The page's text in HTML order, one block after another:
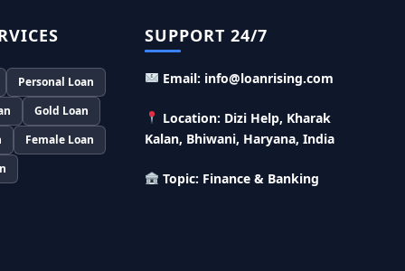
लिए ले सकते है पुरे 9 लाख तक का लोन, मिलती है तगड़ी
सब्सिडी
PM Dhan Dhanya Kirshi Loan Scheme: अब
किसान साथी PM धन धान्य कृषि लोन योजना से ले सकते है
Personal Loan
Gold Loan
Female Loan
SUPPORT 24/7
Email: info@loanrising.com
Location: Dizi Help, Kharak
Kalan, Bhiwani, Haryana, India
Topic: Finance & Banking